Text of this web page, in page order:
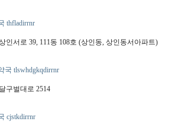
thfladirrnr
인서로 39, 111동 108호 (상인동, 상인동서아파트)
국 tlswhdgkqdirrnr
구벌대로 2514
cjstkdirrnr